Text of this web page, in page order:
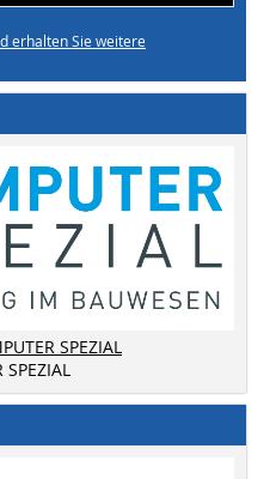
erhalten Sie weitere
SPEZIAL